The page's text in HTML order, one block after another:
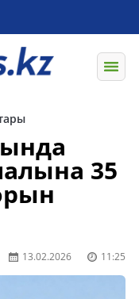
35
13.02.2026 11:25